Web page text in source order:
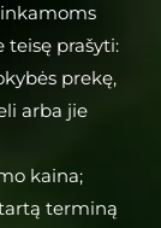
prašyti:
prekę,
arba jie
kaina;
terminą